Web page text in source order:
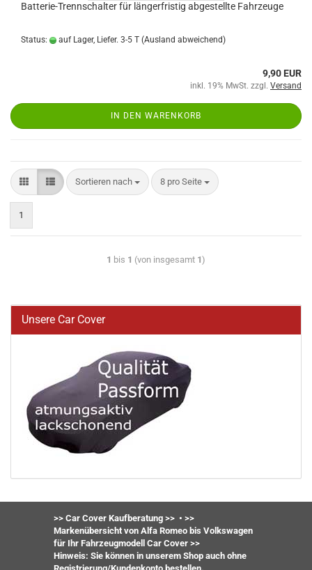
Batterie-Trennschalter für längerfristig abgestellte Fahrzeuge
Status: auf Lager, Liefer. 3-5 T (Ausland abweichend)
9,90 EUR
inkl. 19% MwSt. zzgl. Versand
IN DEN WARENKORB
Sortieren nach 8 pro Seite
1
1 bis 1 (von insgesamt 1)
Unsere Car Cover
>> Car Cover Kaufberatung >> • >>
Markenübersicht von Alfa Romeo bis Volkswagen
für Ihr Fahrzeugmodell Car Cover >>
Hinweis: Sie können in unserem Shop auch ohne